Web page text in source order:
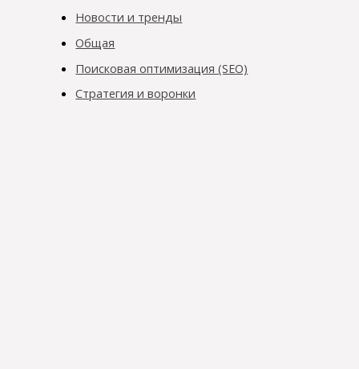
Новости и тренды
Общая
Поисковая оптимизация (SEO)
Стратегия и воронки